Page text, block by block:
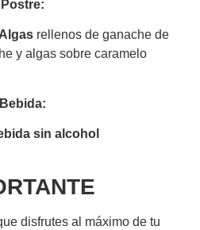
Postre:
rellenos de ganache de
y algas sobre caramelo
Bebida:
sin alcohol
disfrutes al máximo de tu